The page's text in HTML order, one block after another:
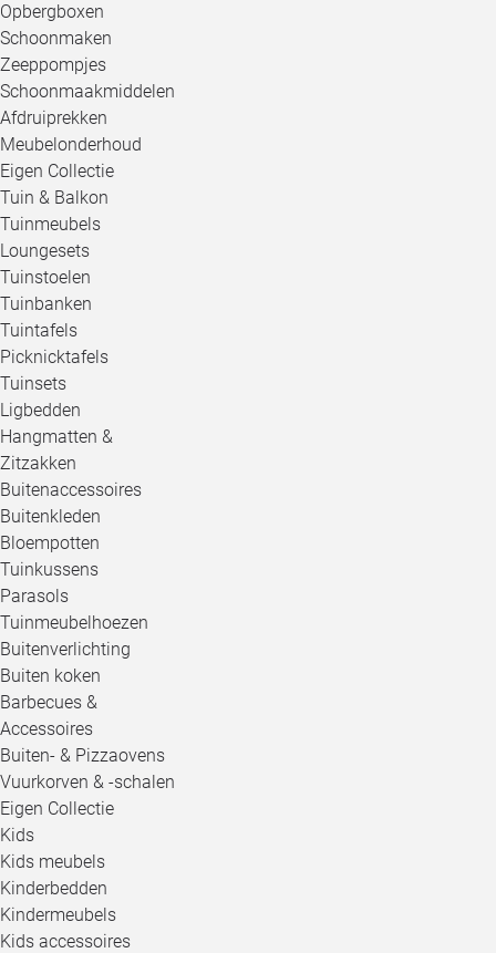
Opbergboxen
Schoonmaken
Zeeppompjes
Schoonmaakmiddelen
Afdruiprekken
Meubelonderhoud
Eigen Collectie
Tuin & Balkon
Tuinmeubels
Loungesets
Tuinstoelen
Tuinbanken
Tuintafels
Picknicktafels
Tuinsets
Ligbedden
Hangmatten &
Zitzakken
Buitenaccessoires
Buitenkleden
Bloempotten
Tuinkussens
Parasols
Tuinmeubelhoezen
Buitenverlichting
Buiten koken
Barbecues &
Accessoires
Buiten- & Pizzaovens
Vuurkorven & -schalen
Eigen Collectie
Kids
Kids meubels
Kinderbedden
Kindermeubels
Kids accessoires